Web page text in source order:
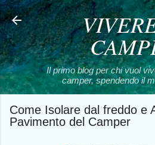
Passa ai contenuti
Il primo blog per chi vuol
camper, spendendo il
Come Isolare dal freddo e
Pavimento del Camper